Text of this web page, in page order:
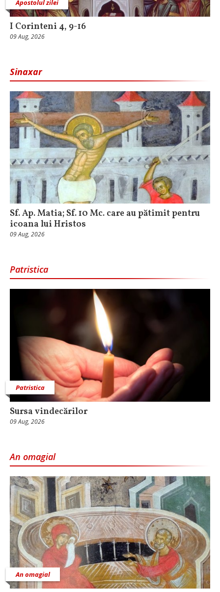
Apostolul zilei
I Corinteni 4, 9-16
09 Aug, 2026
Sinaxar
Sf. Ap. Matia; Sf. 10 Mc. care au pătimit pentru
icoana lui Hristos
09 Aug, 2026
Patristica
Patristica
Sursa vindecărilor
09 Aug, 2026
An omagial
An omagial